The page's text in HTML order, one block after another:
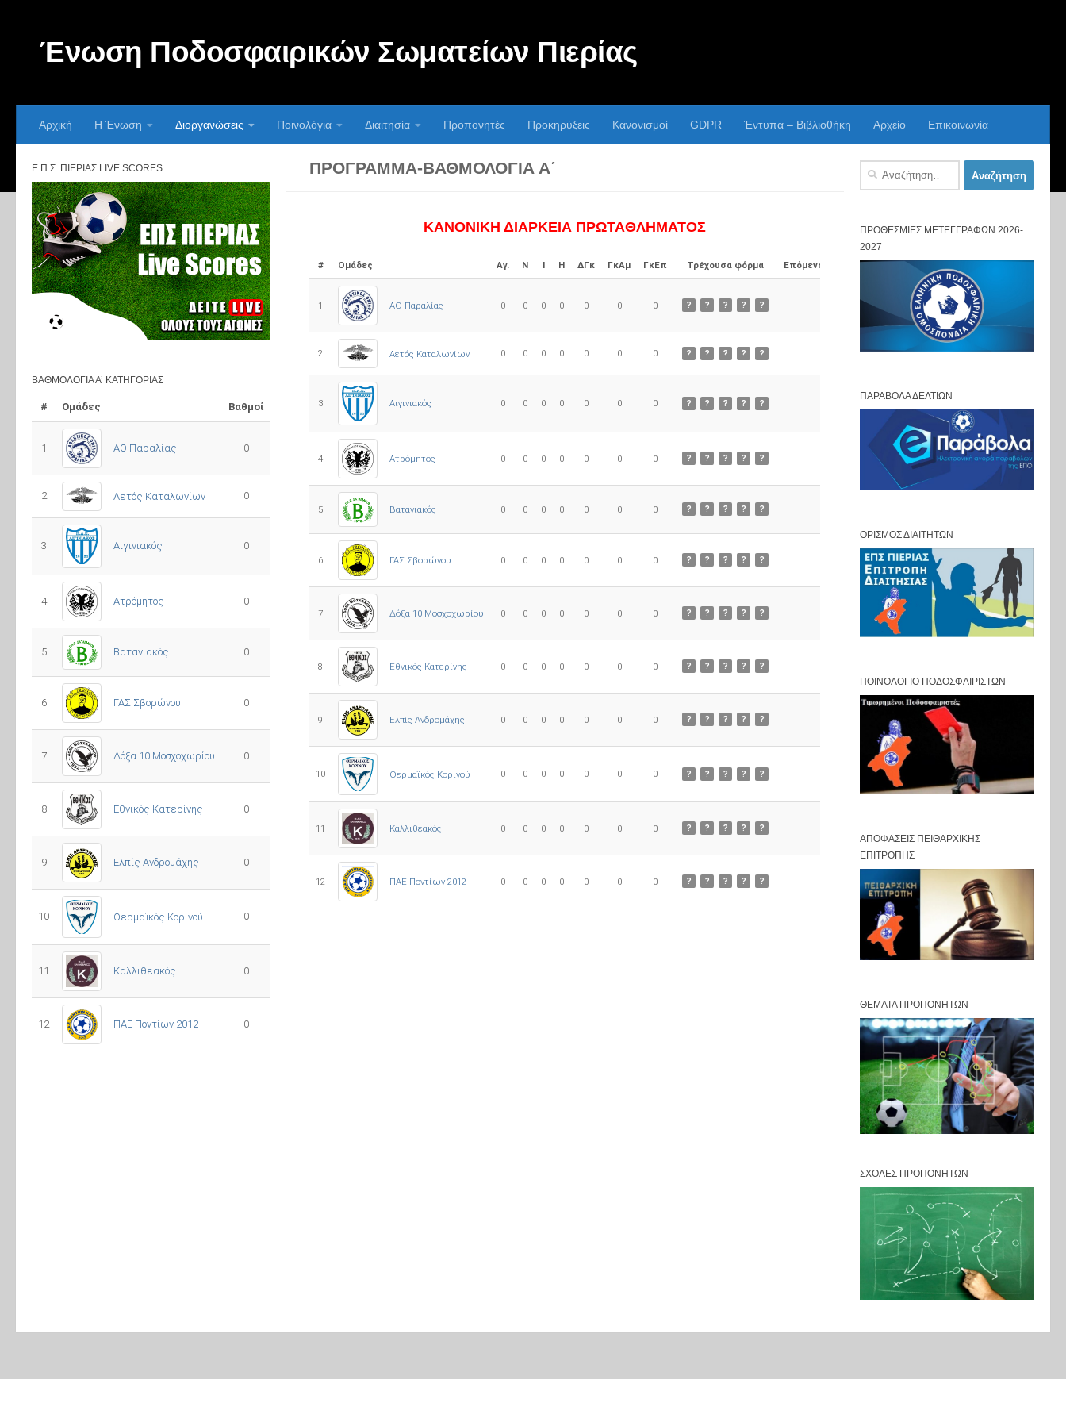
Ένωση Ποδοσφαιρικών Σωματείων Πιερίας
Αρχική Η Ένωση Διοργανώσεις Ποινολόγια Διαιτησία Προπονητές Προκηρύξεις Κανονισμοί GDPR Έντυπα – Βιβλιοθήκη Αρχείο Επικοινωνία
ΠΡΌΓΡΑΜΜΑ-ΒΑΘΜΟΛΟΓΊΑ Α΄
ΚΑΝΟΝΙΚΗ ΔΙΑΡΚΕΙΑ ΠΡΩΤΑΘΛΗΜΑΤΟΣ
# Ομάδες Αγ. Ν Ι Η ΔΓκ ΓκΑμ ΓκΕπ Τρέχουσα φόρμα Επόμενος Αγώνας
1 ΑΟ Παραλίας 0 0 0 0 0 0 0 ? ? ? ? ?
2 Αετός Καταλωνίων 0 0 0 0 0 0 0 ? ? ? ? ?
3 Αιγινιακός 0 0 0 0 0 0 0 ? ? ? ? ?
4 Ατρόμητος 0 0 0 0 0 0 0 ? ? ? ? ?
5 Βατανιακός 0 0 0 0 0 0 0 ? ? ? ? ?
6 ΓΑΣ Σβορώνου 0 0 0 0 0 0 0 ? ? ? ? ?
7 Δόξα 10 Μοσχοχωρίου 0 0 0 0 0 0 0 ? ? ? ? ?
8 Εθνικός Κατερίνης 0 0 0 0 0 0 0 ? ? ? ? ?
9 Ελπίς Ανδρομάχης 0 0 0 0 0 0 0 ? ? ? ? ?
10 Θερμαϊκός Κορινού 0 0 0 0 0 0 0 ? ? ? ? ?
11 Καλλιθεακός 0 0 0 0 0 0 0 ? ? ? ? ?
12 ΠΑΕ Ποντίων 2012 0 0 0 0 0 0 0 ? ? ? ? ?
Ε.Π.Σ. ΠΙΕΡΊΑΣ LIVE SCORES
ΒΑΘΜΟΛΟΓΊΑ Α’ ΚΑΤΗΓΟΡΊΑΣ
# Ομάδες Βαθμοί
1 ΑΟ Παραλίας 0
2 Αετός Καταλωνίων 0
3 Αιγινιακός 0
4 Ατρόμητος 0
5 Βατανιακός 0
6 ΓΑΣ Σβορώνου 0
7 Δόξα 10 Μοσχοχωρίου 0
8 Εθνικός Κατερίνης 0
9 Ελπίς Ανδρομάχης 0
10 Θερμαϊκός Κορινού 0
11 Καλλιθεακός 0
12 ΠΑΕ Ποντίων 2012 0
Αναζήτηση
ΠΡΟΘΕΣΜΊΕΣ ΜΕΤΕΓΓΡΑΦΏΝ 2026-
2027
ΠΑΡΆΒΟΛΑ ΔΕΛΤΊΩΝ
ΟΡΙΣΜΌΣ ΔΙΑΙΤΗΤΏΝ
ΠΟΙΝΟΛΌΓΙΟ ΠΟΔΟΣΦΑΙΡΙΣΤΏΝ
ΑΠΟΦΆΣΕΙΣ ΠΕΙΘΑΡΧΙΚΉΣ
ΕΠΙΤΡΟΠΉΣ
ΘΈΜΑΤΑ ΠΡΟΠΟΝΗΤΏΝ
ΣΧΟΛΈΣ ΠΡΟΠΟΝΗΤΏΝ